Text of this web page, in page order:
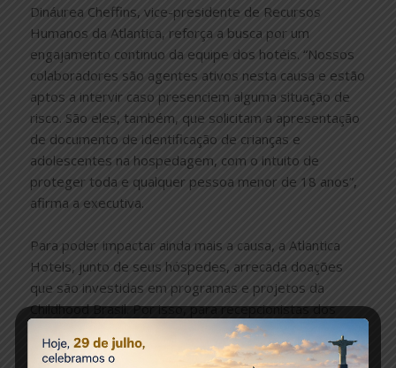
Dináurea Cheffins, vice-presidente de Recursos
Humanos da Atlantica, reforça a busca por um
engajamento continuo da equipe dos hotéis. “Nossos
colaboradores são agentes ativos nesta causa e estão
aptos a intervir caso presenciem alguma situação de
risco. São eles, também, que solicitam a apresentação
de documento de identificação de crianças e
adolescentes na hospedagem, com o intuito de
proteger toda e qualquer pessoa menor de 18 anos”,
afirma a executiva.
Para poder impactar ainda mais a causa, a Atlantica
Hotels, junto de seus hóspedes, arrecada doações
que são investidas em programas e projetos da
Childhood Brasil. Por isso, para recepcionistas dos
hotéis, foi criado um roteiro de abordagem, com
informações sobre a atuação da organização, o